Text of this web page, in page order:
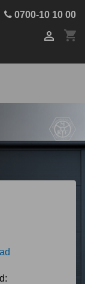
0700-10 10 00
shopping_cart
